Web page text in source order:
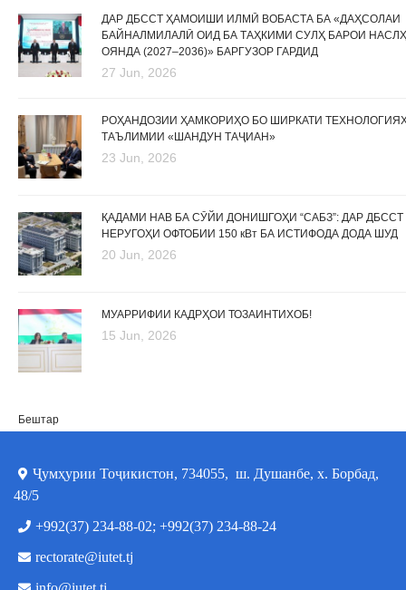
ДАР ДБССТ ҲАМОИШИ ИЛМӢ ВОБАСТА БА «ДАҲСОЛАИ
БАЙНАЛМИЛАЛӢ ОИД БА ТАҲКИМИ СУЛҲ БАРОИ
ОЯНДА (2027–2036)» БАРГУЗОР ГАРДИД
27 Jun, 2026
РОҲАНДОЗИИ ҲАМКОРИҲО БО ШИРКАТИ
ТАЪЛИМИИ «ШАНДУН ТАҶИАН»
23 Jun, 2026
ҚАДАМИ НАВ БА СӮЙИ ДОНИШГОҲИ “САБЗ”: ДАР ДБССТ
НЕРУГОҲИ ОФТОБИИ 150 кВт БА ИСТИФОДА ДОДА ШУД
20 Jun, 2026
МУАРРИФИИ КАДРҲОИ ТОЗАИНТИХОБ!
15 Jun, 2026
Бештар
Ҷумҳурии Тоҷикистон, 734055, ш. Душанбе, х. Борбад,
48/5
+992(37) 234-88-02; +992(37) 234-88-24
rectorate@iutet.tj